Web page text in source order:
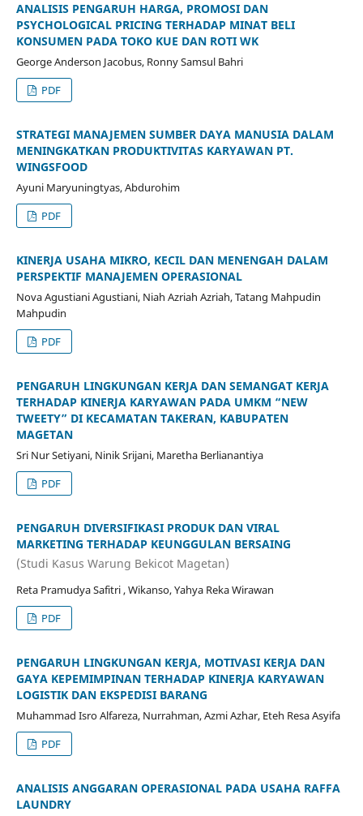
ANALISIS PENGARUH HARGA, PROMOSI DAN
PSYCHOLOGICAL PRICING TERHADAP MINAT BELI
KONSUMEN PADA TOKO KUE DAN ROTI WK
George Anderson Jacobus, Ronny Samsul Bahri
PDF
STRATEGI MANAJEMEN SUMBER DAYA MANUSIA DALAM
MENINGKATKAN PRODUKTIVITAS KARYAWAN PT.
WINGSFOOD
Ayuni Maryuningtyas, Abdurohim
PDF
KINERJA USAHA MIKRO, KECIL DAN MENENGAH DALAM
PERSPEKTIF MANAJEMEN OPERASIONAL
Nova Agustiani Agustiani, Niah Azriah Azriah, Tatang Mahpudin
Mahpudin
PDF
PENGARUH LINGKUNGAN KERJA DAN SEMANGAT KERJA
TERHADAP KINERJA KARYAWAN PADA UMKM “NEW
TWEETY” DI KECAMATAN TAKERAN, KABUPATEN
MAGETAN
Sri Nur Setiyani, Ninik Srijani, Maretha Berlianantiya
PDF
PENGARUH DIVERSIFIKASI PRODUK DAN VIRAL
MARKETING TERHADAP KEUNGGULAN BERSAING
(Studi Kasus Warung Bekicot Magetan)
Reta Pramudya Safitri , Wikanso, Yahya Reka Wirawan
PDF
PENGARUH LINGKUNGAN KERJA, MOTIVASI KERJA DAN
GAYA KEPEMIMPINAN TERHADAP KINERJA KARYAWAN
LOGISTIK DAN EKSPEDISI BARANG
Muhammad Isro Alfareza, Nurrahman, Azmi Azhar, Eteh Resa Asyifa
PDF
ANALISIS ANGGARAN OPERASIONAL PADA USAHA RAFFA
LAUNDRY